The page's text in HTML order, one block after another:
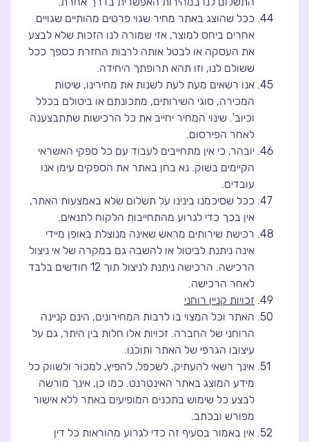
ככל שהוצג באתר מחיר שגוי פרטים מהותיים שגויים
אחרים ביחס למוצר, אזי שמורה לנו הזכות שלא לבצע
את העסקה או לבטל אותה לרבות החזרת כספך ככל
ששולם לנו, וזו תהא תרופתך היחידה.
אנו רשאים מעת לעת לשנות את מחירינו, שיטות
המכירה, סוגי השירותים, מתכונתם או ביטולם בכלל
וכיוב'. שינוי המחיר יחייב את כל הרכישות שתתבצענה
לאחר הפירסום.
יובהר, כי אין מתחייבים לעבוד עם כל ספקי האשראי
הקיימים בשוק. נא בחן באתר את הספקים עימן אנו
עובדים.
ככל שסיכמנו בינינו על תשלום שלא באמצעות האתר,
אין בכך כדי לגרוע מהתחייבות הלקוח לתנאים.
רכישת שירותים מראש שאינה מנוצלת באופן מיידי
אינה ניתנת לביטול או להשבה גם במקרה של אי ניצול
הרכישה. הרכישה ניתנת לניצול תוך 12 חודשים בלבד
לאחר הרכישה.
זכויות קניין רוחני
האתר וכל המצוי בו לרבות המחירונים, הינם קניינה
הרוחני של החברה. זכויות אלו חלות בין היתר, גם על
עיצובו הגרפי של האתר ותוכנו.
אינך רשאי להעתיק, לשכפל, להפיץ, למכור ולשווק כל
מידע המוצג באתר האינטרנט. כמו כן, אינך מורשה
לבצע כל שימוש בתכנים המופיעים באתר ללא אישור
מפורש ובכתב.
אין באמור בסעיף זה כדי לגרוע מהוראות כל דין